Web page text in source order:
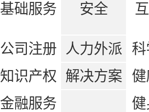
基础服务 安全
公司注册 人力外派
知识产权 解决方案
金融服务